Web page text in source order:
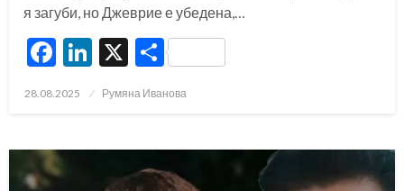
я загуби, но Джеврие е убедена,…
Facebook
LinkedIn
X Share
Posted
28.08.2025 Румяна Иванова